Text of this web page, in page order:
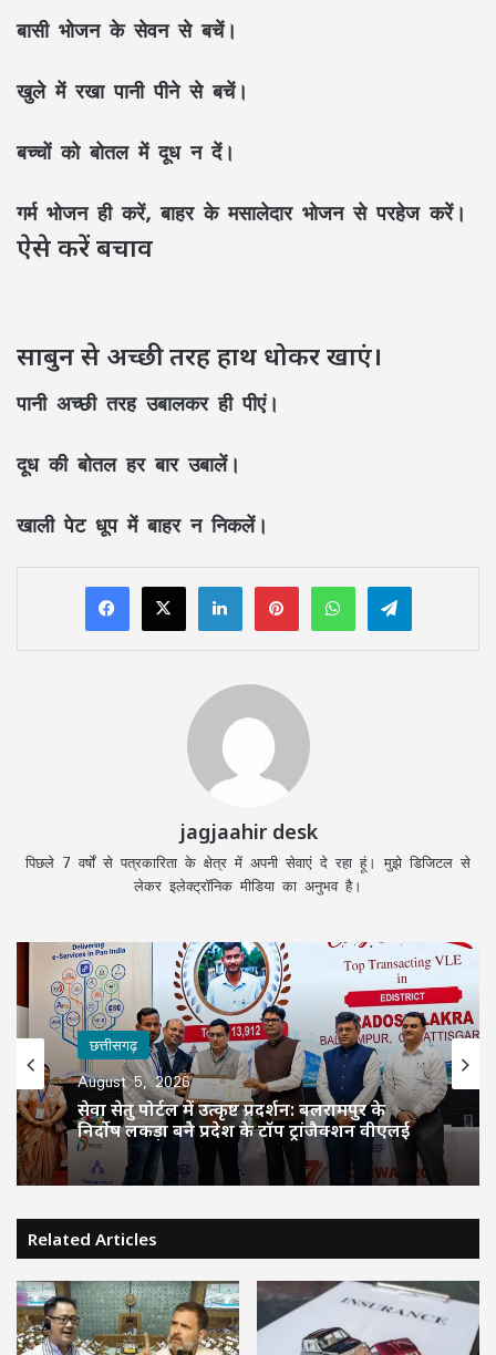
बासी भोजन के सेवन से बचें।
खुले में रखा पानी पीने से बचें।
बच्चों को बोतल में दूध न दें।
गर्म भोजन ही करें, बाहर के मसालेदार भोजन से परहेज करें।
ऐसे करें बचाव
साबुन से अच्छी तरह हाथ धोकर खाएं।
पानी अच्छी तरह उबालकर ही पीएं।
दूध की बोतल हर बार उबालें।
खाली पेट धूप में बाहर न निकलें।
LinkedInPinterestWhatsAppTelegram
jagjaahir desk
पिछले 7 वर्षों से पत्रकारिता के क्षेत्र में अपनी सेवाएं दे रहा हूं। मुझे डिजिटल से
लेकर इलेक्ट्रॉनिक मीडिया का अनुभव है।
छत्तीसगढ़
August 5, 2026
सेवा सेतु पोर्टल में उत्कृष्ट प्रदर्शन: बलरामपुर के
निर्दोष लकड़ा बने प्रदेश के टॉप ट्रांजैक्शन वीएलई
Related Articles